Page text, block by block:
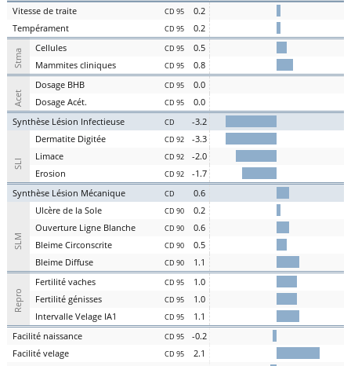
Vitesse de traite CD 95
0.2
Tempérament CD 95 0.2
Stma Cellules CD 95
0.5
Mammites cliniques CD 95 0.8
Acet
Dosage BHB CD 95
0.0
Dosage Acét. CD 95
0.0
Synthèse Lésion Infectieuse CD -3.2
SLI
Dermatite Digitée CD 92
-3.3
Limace CD 92
-2.0
Erosion CD 92
-1.7
Synthèse Lésion Mécanique CD 0.6
SLM
Ulcère de la Sole CD 90
0.2
Ouverture Ligne Blanche CD 90
0.6
Bleime Circonscrite CD 90
0.5
Bleime Diffuse CD 90 1.1
Repro
Fertilité vaches CD 95
1.0
Fertilité génisses CD 95
1.0
Intervalle Velage IA1 CD 95
1.1
Facilité naissance CD 95
-0.2
Facilité velage CD 95
2.1